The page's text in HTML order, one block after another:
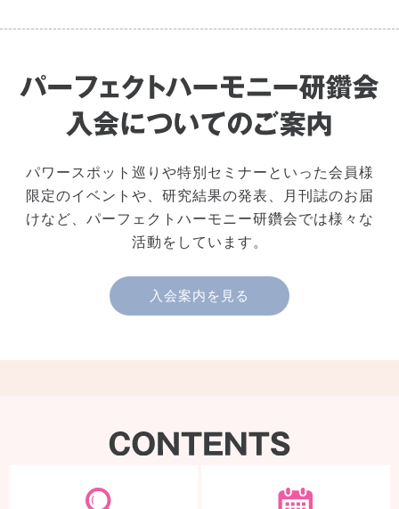
パワースポット巡りや特別セミナーといった会員様
限定のイベントや、研究結果の発表、月刊誌のお届
けなど、パーフェクトハーモニー研鑽会では様々な
活動をしています。
入会案内を見る